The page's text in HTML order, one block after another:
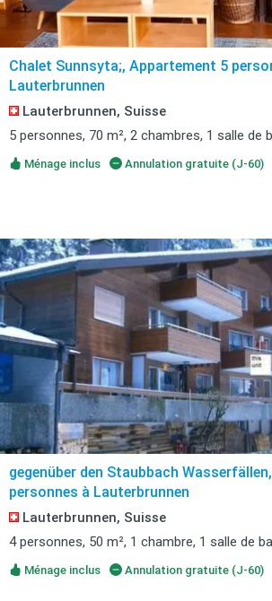
Chalet Sunnsyta;, Appartement 5
Lauterbrunnen
Lauterbrunnen, Suisse
5 personnes, 70 m², 2 chambres, 1 salle de
Ménage inclus Annulation gratuite (J-60)
gegenüber den Staubbach
personnes à Lauterbrunnen
Lauterbrunnen, Suisse
4 personnes, 50 m², 1 chambre, 1 salle de
Ménage inclus Annulation gratuite (J-60)